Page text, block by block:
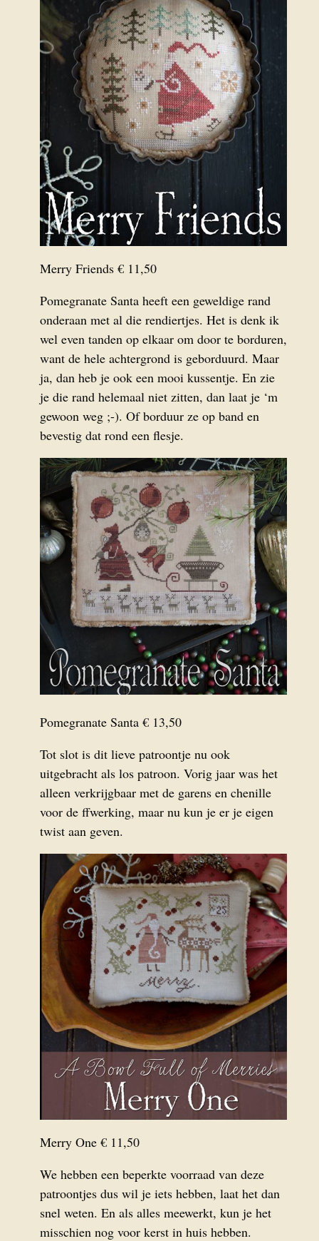
Merry Friends € 11,50
Pomegranate Santa heeft een geweldige rand
onderaan met al die rendiertjes. Het is denk ik
wel even tanden op elkaar om door te borduren,
want de hele achtergrond is geborduurd. Maar
ja, dan heb je ook een mooi kussentje. En zie
je die rand helemaal niet zitten, dan laat je ‘m
gewoon weg ;-). Of borduur ze op band en
bevestig dat rond een flesje.
Pomegranate Santa € 13,50
Tot slot is dit lieve patroontje nu ook
uitgebracht als los patroon. Vorig jaar was het
alleen verkrijgbaar met de garens en chenille
voor de ffwerking, maar nu kun je er je eigen
twist aan geven.
Merry One € 11,50
We hebben een beperkte voorraad van deze
patroontjes dus wil je iets hebben, laat het dan
snel weten. En als alles meewerkt, kun je het
misschien nog voor kerst in huis hebben.